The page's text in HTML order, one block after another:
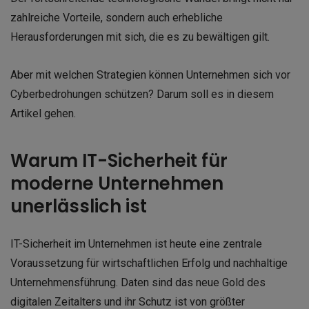
zahlreiche Vorteile, sondern auch erhebliche
Herausforderungen mit sich, die es zu bewältigen gilt.
Aber mit welchen Strategien können Unternehmen sich vor
Cyberbedrohungen schützen? Darum soll es in diesem
Artikel gehen.
Warum IT-Sicherheit für
moderne Unternehmen
unerlässlich ist
IT-Sicherheit im Unternehmen ist heute eine zentrale
Voraussetzung für wirtschaftlichen Erfolg und nachhaltige
Unternehmensführung. Daten sind das neue Gold des
digitalen Zeitalters und ihr Schutz ist von größter